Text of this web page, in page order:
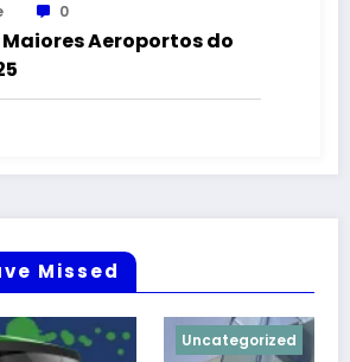
0
Aeroportos do
Missed